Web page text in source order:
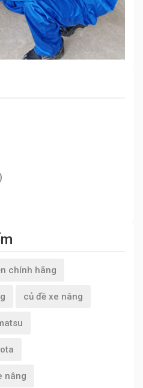
chính hãng
củ đề xe nâng
nâng